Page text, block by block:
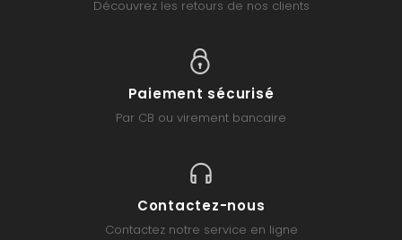
Découvrez les retours de nos clients
Paiement sécurisé
Par CB ou virement bancaire
Contactez-nous
Contactez notre service en ligne